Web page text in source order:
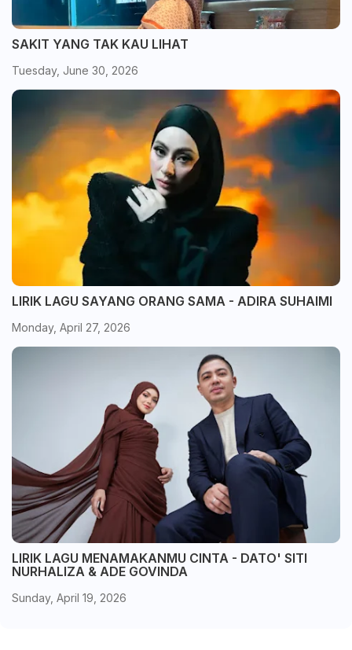
SAKIT YANG TAK KAU LIHAT
Tuesday, June 30, 2026
LIRIK LAGU SAYANG ORANG SAMA - ADIRA SUHAIMI
Monday, April 27, 2026
LIRIK LAGU MENAMAKANMU CINTA - DATO' SITI
NURHALIZA & ADE GOVINDA
Sunday, April 19, 2026